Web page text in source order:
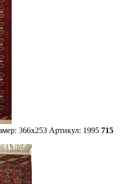
366х253 Артикул: 1995 715